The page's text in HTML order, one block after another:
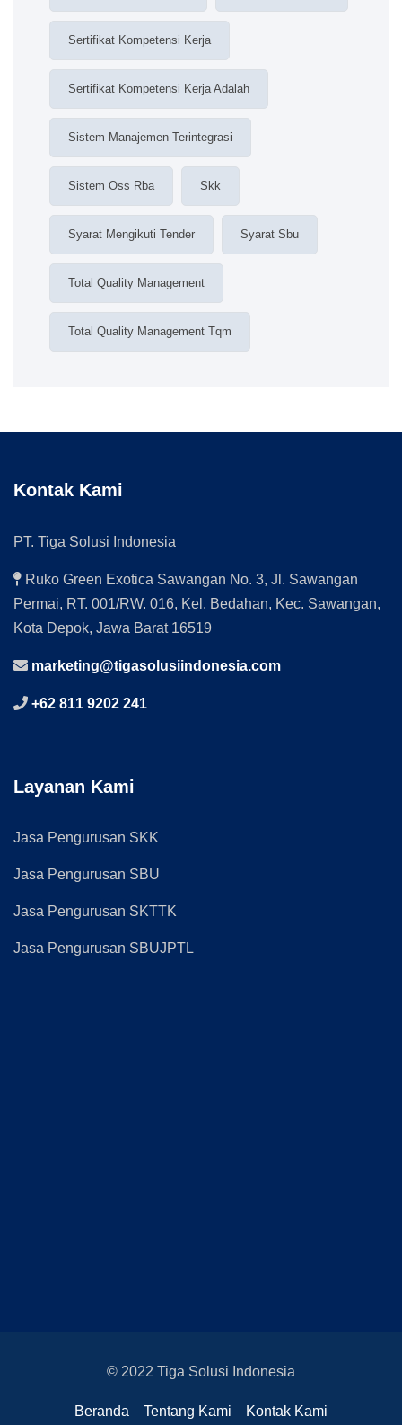
Sertifikat Kompetensi Kerja
Sertifikat Kompetensi Kerja Adalah
Sistem Manajemen Terintegrasi
Sistem Oss Rba Skk
Syarat Mengikuti Tender Syarat Sbu
Total Quality Management
Total Quality Management Tqm
Kontak Kami
PT. Tiga Solusi Indonesia
Ruko Green Exotica Sawangan No. 3, Jl. Sawangan
Permai, RT. 001/RW. 016, Kel. Bedahan, Kec. Sawangan,
Kota Depok, Jawa Barat 16519
marketing@tigasolusiindonesia.com
+62 811 9202 241
Layanan Kami
Jasa Pengurusan SKK
Jasa Pengurusan SBU
Jasa Pengurusan SKTTK
Jasa Pengurusan SBUJPTL
© 2022 Tiga Solusi Indonesia
Beranda Tentang Kami Kontak Kami